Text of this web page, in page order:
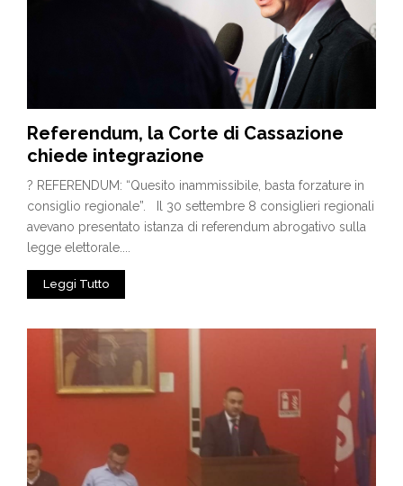
Referendum, la Corte di Cassazione
chiede integrazione
? REFERENDUM: “Quesito inammissibile, basta forzature in
consiglio regionale”. Il 30 settembre 8 consiglieri regionali
avevano presentato istanza di referendum abrogativo sulla
legge elettorale....
Leggi Tutto